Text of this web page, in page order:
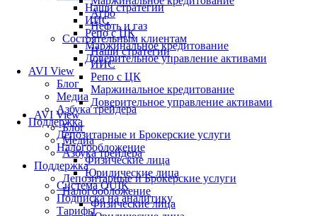
Наши стратегии
ИИС
Репо с ЦК
Маржинальное кредитование
Доверительное управление активами
AVI View
Блог
Медиа
Азбука трейдера
Поддержка
Депозитарные и Брокерские услуги
Налогообложение
Физические лица
Юридические лица
Система QUIK
Подписка на аналитику
Тарифы
Агро
Нефть и газ
Состоятельным клиентам
Наши стратегии
ИИС
Репо с ЦК
Маржинальное кредитование
Доверительное управление активами
AVI View
Блог
Медиа
Азбука трейдера
Поддержка
Депозитарные и Брокерские услуги
Налогообложение
Физические лица